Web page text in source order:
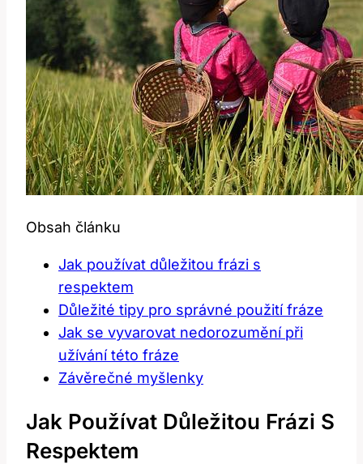
Obsah článku
Jak používat důležitou frázi s
respektem
Důležité tipy pro správné použití fráze
Jak se vyvarovat nedorozumění při
užívání této fráze
Závěrečné myšlenky
Jak Používat Důležitou Frázi S
Respektem